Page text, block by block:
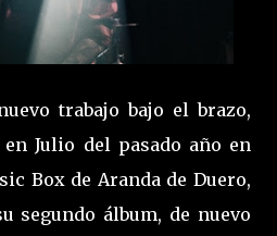
trabajo bajo el brazo,
en Julio del pasado año en
Box de Aranda de Duero,
segundo álbum, de nuevo